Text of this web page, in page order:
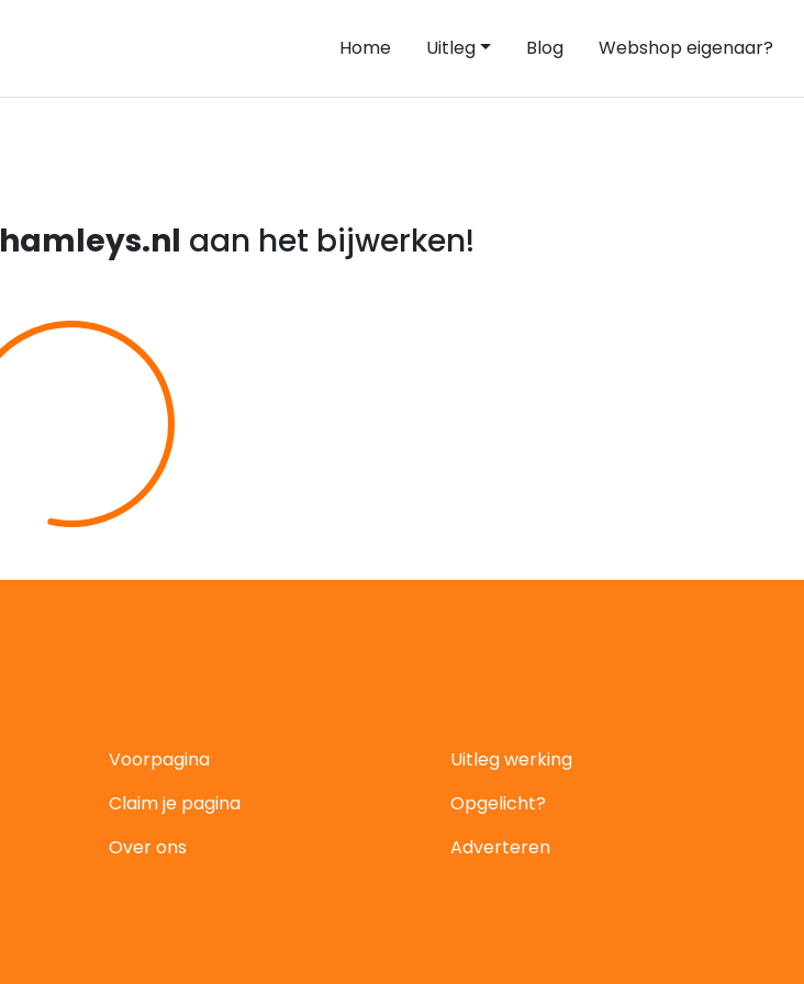
Home Uitleg Blog Webshop eigenaar?
hamleys.nl aan het bijwerken!
Voorpagina
Uitleg werking
Claim je pagina
Opgelicht?
Over ons
Adverteren